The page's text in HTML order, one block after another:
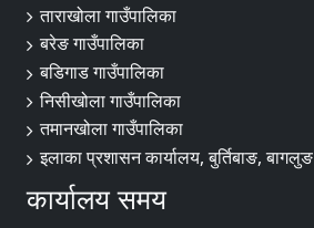
ताराखोला गाउँपालिका
बरेङ गाउँपालिका
बडिगाड गाउँपालिका
निसीखोला गाउँपालिका
तमानखोला गाउँपालिका
इलाका प्रशासन कार्यालय, बुर्तिबाङ, बागलुङ
कार्यालय समय